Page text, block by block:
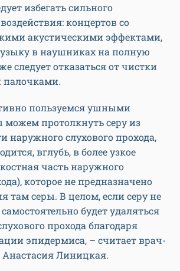
избегать сильного
концертов со
акустическими эффектами,
в наушниках на полную
следует отказаться от чистки
пользуемся ушными
протолкнуть серу из
наружного слухового прохода,
вглубь, в более узкое
часть наружного
которое не предназначено
там серы. В целом, если серу не
будет удаляться
прохода благодаря
эпидермиса, – считает врач-
Анастасия Линицкая.